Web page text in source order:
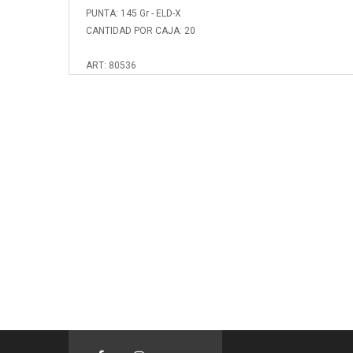
PUNTA: 145 Gr - ELD-X
CANTIDAD POR CAJA: 20
ART: 80536